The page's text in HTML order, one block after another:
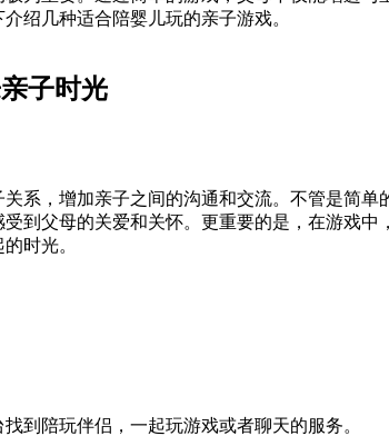
绍几种适合陪婴儿玩的亲子游戏。
子时光
系，增加亲子之间的沟通和交流。不管是简单
到父母的关爱和关怀。更重要的是，在游戏中
时光。
到陪玩伴侣，一起玩游戏或者聊天的服务。